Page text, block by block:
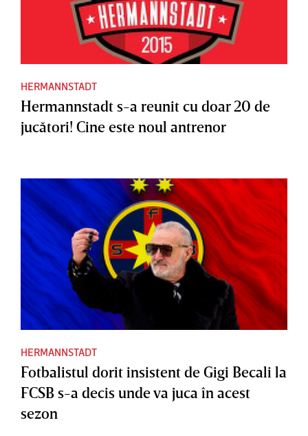
HERMANNSTADT
Hermannstadt s-a reunit cu doar 20 de
jucători! Cine este noul antrenor
HERMANNSTADT
Fotbalistul dorit insistent de Gigi Becali la
FCSB s-a decis unde va juca în acest
sezon